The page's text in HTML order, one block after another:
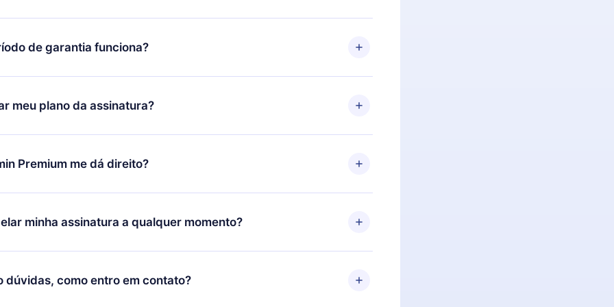
de garantia funciona?
nosso aplicativo e começar a aproveitar nossa biblioteca. Se por algum
satisfeito com nossa plataforma, basta entrar em contato com nossa
(contato@12min.com) em até 7 dias após a compra e solicitar o
meu plano da assinatura?
só se aplicará a partir do próximo período de cobrança. Por
decidiu mudar sua assinatura mensal para anual, após confirmar a
o plano anual, o novo plano só será aplicado e cobrado após o aniversário
Premium me dá direito?
é um plano que te garante acesso a toda nossa biblioteca de 2500+
em 3 línguas (Inglês, espanhol e português) que você pode ler ou
momento através do nosso aplicativo disponível para iOS, Android e
minha assinatura a qualquer momento?
por não renovar sua assinatura do 12min, você pode cancelar a
e o próximo ciclo de cobrança não ocorrerá.
dúvidas, como entro em contato?